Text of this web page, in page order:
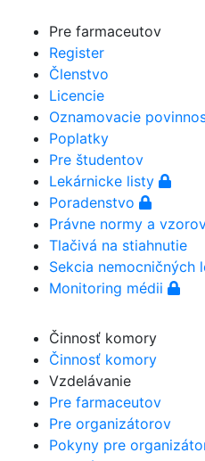
Pre farmaceutov
Register
Členstvo
Licencie
Oznamovacie
Poplatky
Pre študentov
Lekárnicke listy
Poradenstvo
Právne normy a
Tlačivá na stiahnutie
Sekcia nemocničných
Monitoring médii
Činnosť komory
Činnosť komory
Vzdelávanie
Pre farmaceutov
Pre organizátorov
Pokyny pre